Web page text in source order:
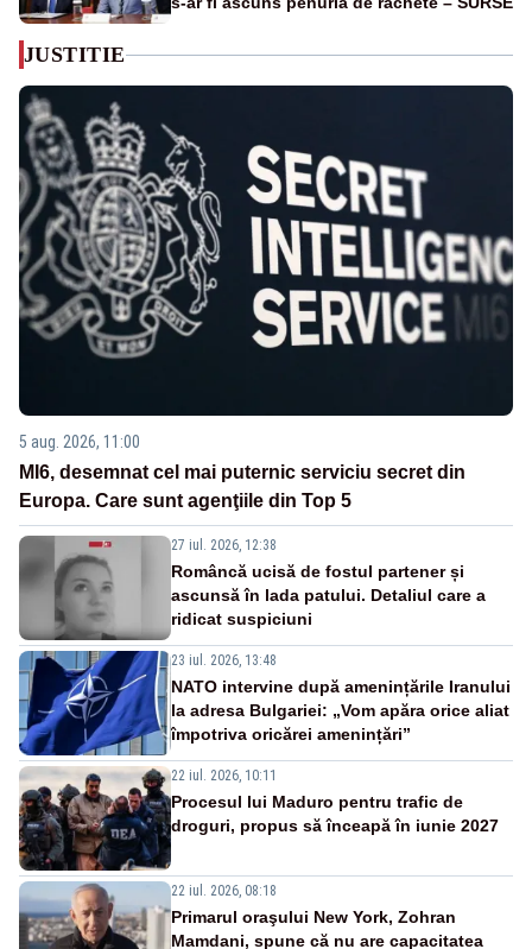
JUSTITIE
5 aug. 2026, 11:00
MI6, desemnat cel mai puternic serviciu secret din
Europa. Care sunt agenţiile din Top 5
27 iul. 2026, 12:38
Româncă ucisă de fostul partener și
ascunsă în lada patului. Detaliul care a
ridicat suspiciuni
23 iul. 2026, 13:48
NATO intervine după amenințările Iranului
la adresa Bulgariei: „Vom apăra orice aliat
împotriva oricărei amenințări”
22 iul. 2026, 10:11
Procesul lui Maduro pentru trafic de
droguri, propus să înceapă în iunie 2027
22 iul. 2026, 08:18
Primarul oraşului New York, Zohran
Mamdani, spune că nu are capacitatea